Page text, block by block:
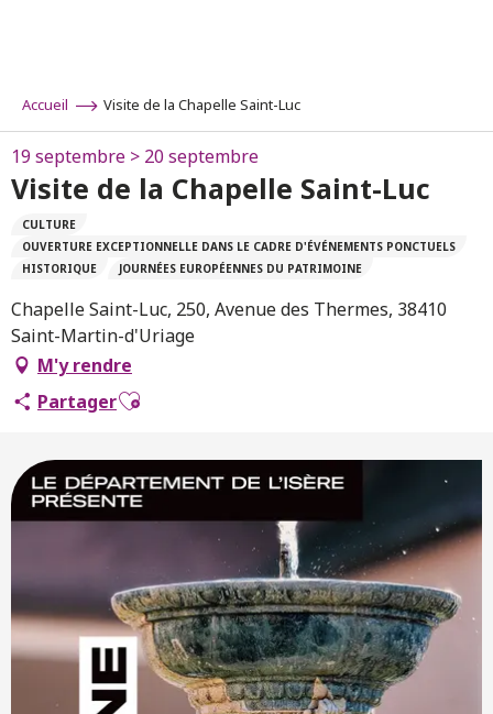
Accueil Visite de la Chapelle Saint-Luc
19 septembre > 20 septembre
Visite de la Chapelle Saint-Luc
CULTURE
OUVERTURE EXCEPTIONNELLE DANS LE CADRE D'ÉVÉNEMENTS PONCTUELS
HISTORIQUE
JOURNÉES EUROPÉENNES DU PATRIMOINE
Chapelle Saint-Luc, 250, Avenue des Thermes, 38410
Saint-Martin-d'Uriage
M'y rendre
PartagerAjouter aux favoris